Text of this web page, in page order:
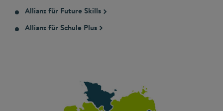
Allianz für Future Skills
Allianz für Schule Plus